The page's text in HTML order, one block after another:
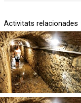
Activitats relacionades